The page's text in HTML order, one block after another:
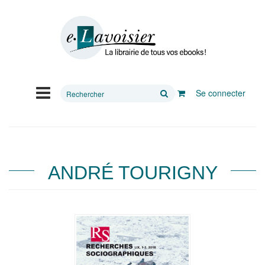
Rechercher
Se connecter
ANDRÉ TOURIGNY